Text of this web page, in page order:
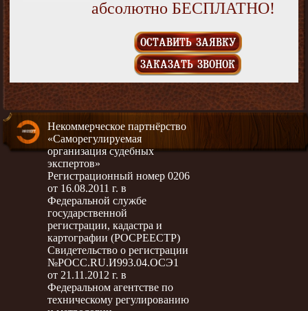
абсолютно БЕСПЛАТНО!
ОСТАВИТЬ ЗАЯВКУ
ЗАКАЗАТЬ ЗВОНОК
Некоммерческое партнёрство
«Саморегулируемая
организация судебных
экспертов»
Регистрационный номер 0206
от 16.08.2011 г. в
Федеральной службе
государственной
регистрации, кадастра и
картографии (РОСРЕЕСТР)
Свидетельство о регистрации
№РОСС.RU.И993.04.ОСЭ1
от 21.11.2012 г. в
Федеральном агентстве по
техническому регулированию